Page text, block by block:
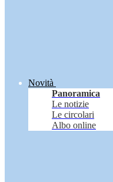
Novità
Panoramica
Le notizie
Le circolari
Albo online